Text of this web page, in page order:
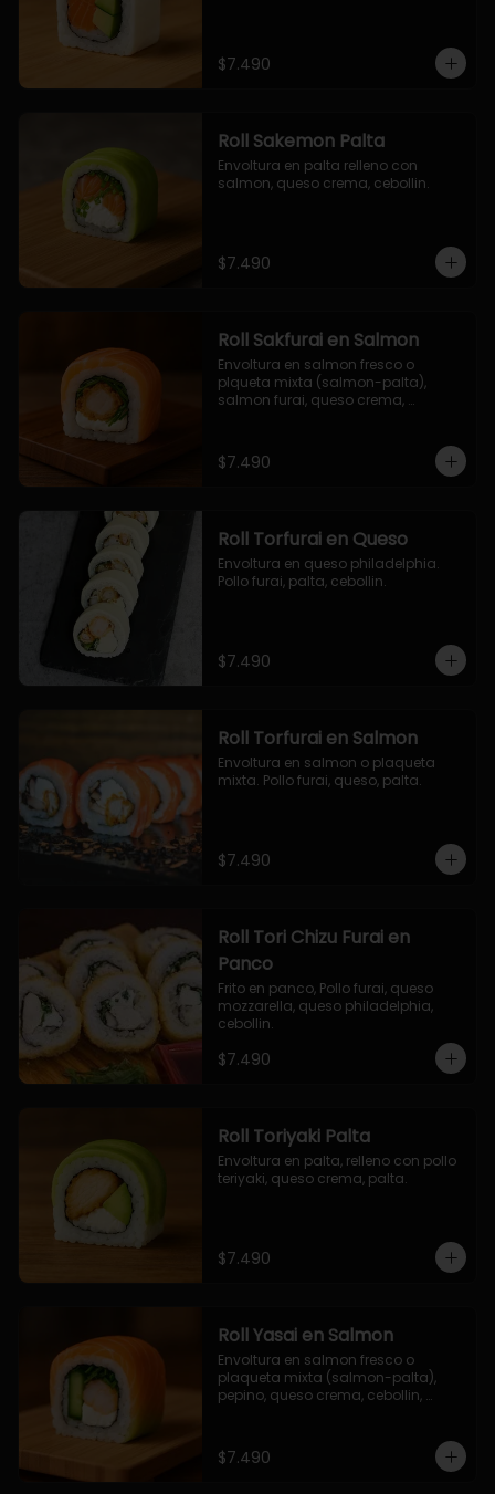
$7.490
Roll Sakemon Palta
Envoltura en palta relleno con
salmon, queso crema, cebollin.
$7.490
Roll Sakfurai en Salmon
Envoltura en salmon fresco o
plqueta mixta (salmon-palta),
salmon furai, queso crema,
$7.490
Roll Torfurai en Queso
Envoltura en queso philadelphia.
Pollo furai, palta, cebollin.
$7.490
Roll Torfurai en Salmon
Envoltura en salmon o plaqueta
mixta. Pollo furai, queso, palta.
$7.490
Roll Tori Chizu Furai en
Panco
Frito en panco, Pollo furai, queso
mozzarella, queso philadelphia,
cebollin.
$7.490
Roll Toriyaki Palta
Envoltura en palta, relleno con pollo
teriyaki, queso crema, palta.
$7.490
Roll Yasai en Salmon
Envoltura en salmon fresco o
plaqueta mixta (salmon-palta),
pepino, queso crema, cebollin,
$7.490